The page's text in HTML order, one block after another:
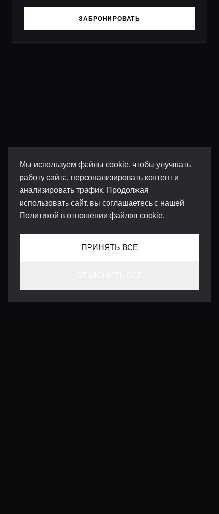
Мы используем файлы cookie, чтобы улучшать
работу сайта, персонализировать контент и
анализировать трафик. Продолжая
использовать сайт, вы соглашаетесь с нашей
Политикой в отношении файлов cookie.
ПРИНЯТЬ ВСЕ
ЗАБРОНИРОВАТЬ